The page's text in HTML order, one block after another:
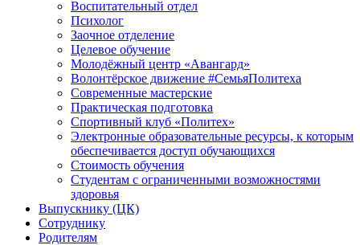
Воспитательный отдел
Психолог
Заочное отделение
Целевое обучение
Молодёжный центр «Авангард»
Волонтёрское движение #СемьяПолитеха
Современные мастерские
Практическая подготовка
Спортивный клуб «Политех»
Электронные образовательные ресурсы, к которым
обеспечивается доступ обучающихся
Стоимость обучения
Студентам с ограниченными возможностями
здоровья
Выпускнику (ЦК)
Сотруднику
Родителям